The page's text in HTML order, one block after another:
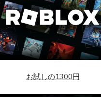
お試しの1300円